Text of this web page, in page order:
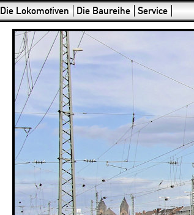
Die Lokomotiven Die Baureihe Service